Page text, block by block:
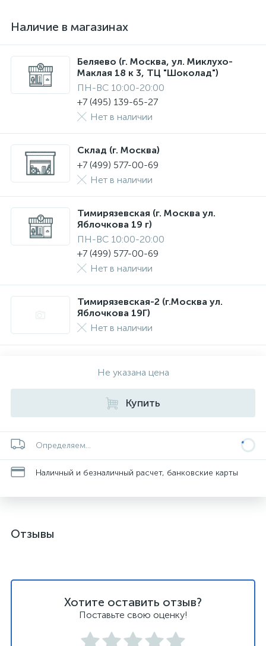
Наличие в магазинах
Беляево (г. Москва, ул. Миклухо-
Маклая 18 к 3, ТЦ "Шоколад")
ПН-ВС 10:00-20:00
+7 (495) 139-65-27
Нет в наличии
Склад (г. Москва)
+7 (499) 577-00-69
Нет в наличии
Тимирязевская (г. Москва ул.
Яблочкова 19 г)
ПН-ВС 10:00-20:00
+7 (499) 577-00-69
Нет в наличии
Тимирязевская-2 (г.Москва ул.
Яблочкова 19Г)
Нет в наличии
Не указана цена
Купить
Определяем...
Наличный и безналичный расчет, банковские карты
Отзывы
Хотите оставить отзыв?
Поставьте свою оценку!